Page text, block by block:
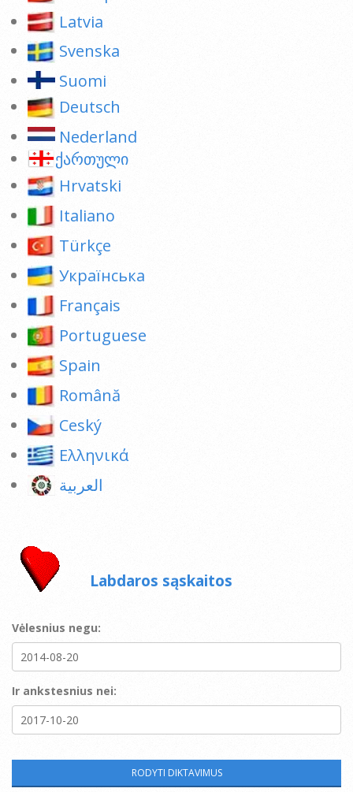
Latvia
Svenska
Suomi
Deutsch
Nederland
ქართული
Hrvatski
Italiano
Türkçe
Українська
Français
Portuguese
Spain
Română
Ceský
Ελληνικά
العربية
Labdaros sąskaitos
Vėlesnius negu:
Ir ankstesnius nei: